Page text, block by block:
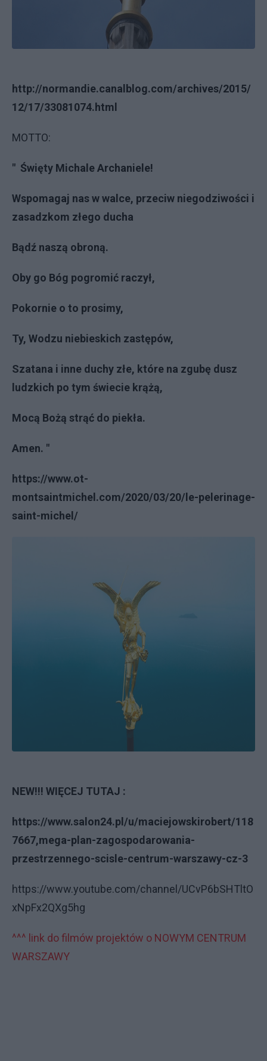
http://normandie.canalblog.com/archives/2015/
12/17/33081074.html
MOTTO:
" Święty Michale Archaniele!
Wspomagaj nas w walce, przeciw niegodziwości i
zasadzkom złego ducha
Bądź naszą obroną.
Oby go Bóg pogromić raczył,
Pokornie o to prosimy,
Ty, Wodzu niebieskich zastępów,
Szatana i inne duchy złe, które na zgubę dusz
ludzkich po tym świecie krążą,
Mocą Bożą strąć do piekła.
Amen. "
https://www.ot-
montsaintmichel.com/2020/03/20/le-pelerinage-
saint-michel/
NEW!!! WIĘCEJ TUTAJ :
https://www.salon24.pl/u/maciejowskirobert/118
7667,mega-plan-zagospodarowania-
przestrzennego-scisle-centrum-warszawy-cz-3
https://www.youtube.com/channel/UCvP6bSHTltO
xNpFx2QXg5hg
^^^ link do filmów projektów o NOWYM CENTRUM
WARSZAWY